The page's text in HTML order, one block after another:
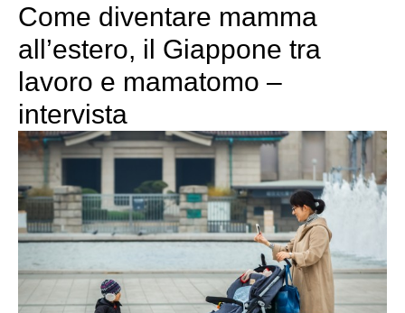
Come diventare mamma
all’estero, il Giappone tra
lavoro e mamatomo –
intervista